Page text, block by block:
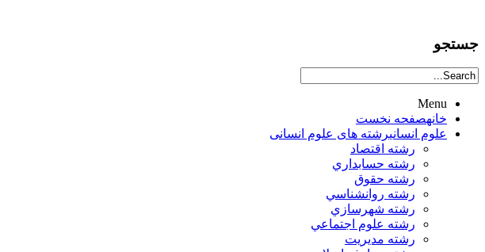
جستجو
Menu
خانهصفحه نخست
علوم انسانيرشته های علوم انسانی
رشته اقتصاد
رشته حسابداري
رشته حقوق
رشته روانشناسي
رشته شهرسازي
رشته علوم اجتماعي
رشته مديريت